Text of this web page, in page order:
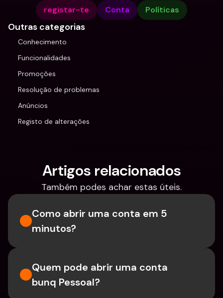
registar-te Conta Políticas
Outras categorias
Conhecimento
Funcionalidades
Promoções
Resolução de problemas
Anúncios
Registo de alterações
Artigos relacionados
Também podes achar estas úteis.
Como abrir uma conta em 5
minutos?
Quem pode abrir uma conta
bunq Pessoal?